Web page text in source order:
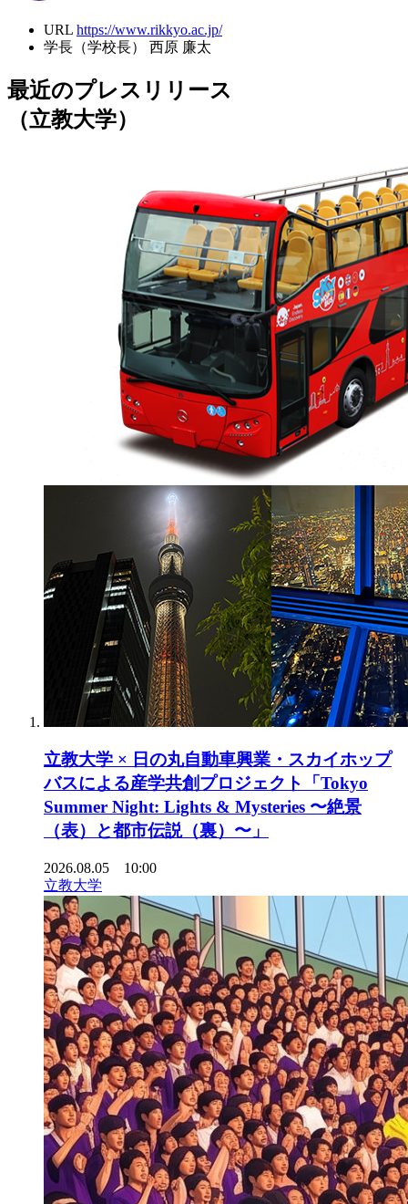
URL https://www.rikkyo.ac.jp/
学長（学校長）
西原 廉太
最近のプレスリリース
（立教大学）
立教大学 × 日の丸自動車興業・スカイホップ
バスによる産学共創プロジェクト「Tokyo
Summer Night: Lights & Mysteries 〜絶景
（表）と都市伝説（裏）〜」
2026.08.05 10:00
立教大学